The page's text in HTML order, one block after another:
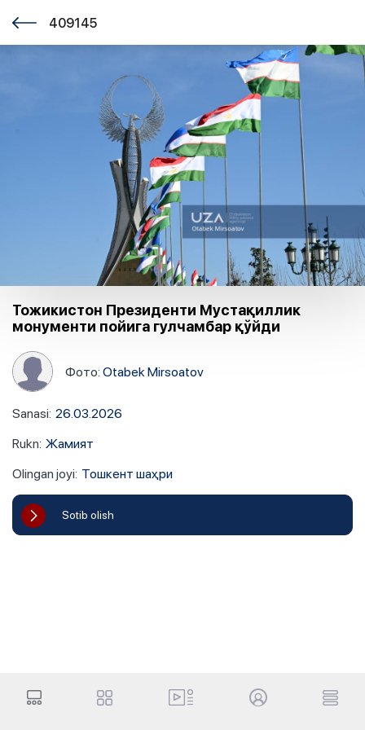
409145
Тожикистон Президенти Мустақиллик
монументи пойига гулчамбар қўйди
Фото:Otabek Mirsoatov
Sanasi: 26.03.2026
Rukn: Жамият
Olingan joyi: Тошкент шаҳри
Sotib olish